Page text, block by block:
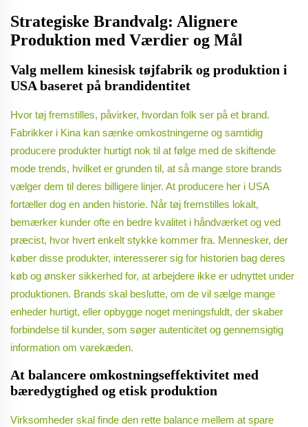
Strategiske Brandvalg: Alignere
Produktion med Værdier og Mål
Valg mellem kinesisk tøjfabrik og produktion i
USA baseret på brandidentitet
Hvor tøj fremstilles, påvirker, hvordan folk ser på et brand.
Fabrikker i Kina kan sænke omkostningerne og samtidig
producere produkter hurtigt nok til at følge med de skiftende
mode trends, hvilket er grunden til, at så mange store brands
vælger dem til deres billigere linjer. At producere her i USA
fortæller dog en anden historie. Når tøj fremstilles lokalt,
bemærker kunder ofte en bedre kvalitet i håndværket og ved
præcist, hvor hvert enkelt stykke kommer fra. Mennesker, der
køber disse produkter, interesserer sig for historien bag deres
køb og ønsker sikkerhed for, at arbejdere ikke er udnyttet under
produktionen. Brands skal beslutte, om de vil sælge mange
enheder hurtigt, eller opbygge noget meningsfuldt, der skaber
forbindelse til kunder, som søger autenticitet og gennemsigtig
information om varekæden.
At balancere omkostningseffektivitet med
bæredygtighed og etisk produktion
Virksomheder skal finde den rette balance mellem at spare